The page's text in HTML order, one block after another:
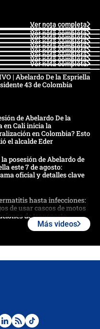
Ver nota completa
Ver nota completa
Ver nota completa
Ver nota completa
Ver nota completa
Ver nota completa
Ver nota completa
Ver nota completa
Ver nota completa
Ver nota completa
| Abelardo De la Espriella
43 de Colombia
de Abelardo De la
en Cali inicia la
en Colombia? Esto
el alcalde Eder
posesión de Abelardo de
este 7 de agosto:
oficial y detalles clave
hasta infecciones:
de usar cascos de motos
de transporte
de Abelardo De La Espriella
Más videos